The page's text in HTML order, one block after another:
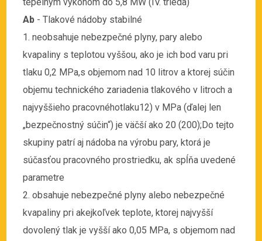
Ab- Tlakové nádoby stabilné
1. neobsahuje nebezpečné plyny, pary alebo
kvapaliny s teplotou vyššou, ako je ich bod varu pri
tlaku 0,2 MPa,s objemom nad 10 litrov a ktorej súčin
objemu technického zariadenia tlakového v litroch a
najvyššieho pracovnéhotlaku12) v MPa (ďalej len
„bezpečnostný súčin“) je väčší ako 20 (200);Do tejto
skupiny patrí aj nádoba na výrobu pary, ktorá je
súčasťou pracovného prostriedku, ak spĺňa uvedené
parametre
2. obsahuje nebezpečné plyny alebo nebezpečné
kvapaliny pri akejkoľvek teplote, ktorej najvyšší
dovolený tlak je vyšší ako 0,05 MPa, s objemom nad